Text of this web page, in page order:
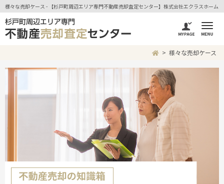
様々な売却ケース - 【杉戸町周辺エリア専門不動産売却査定センター】株式会社エクラスホーム
様々な売却ケース